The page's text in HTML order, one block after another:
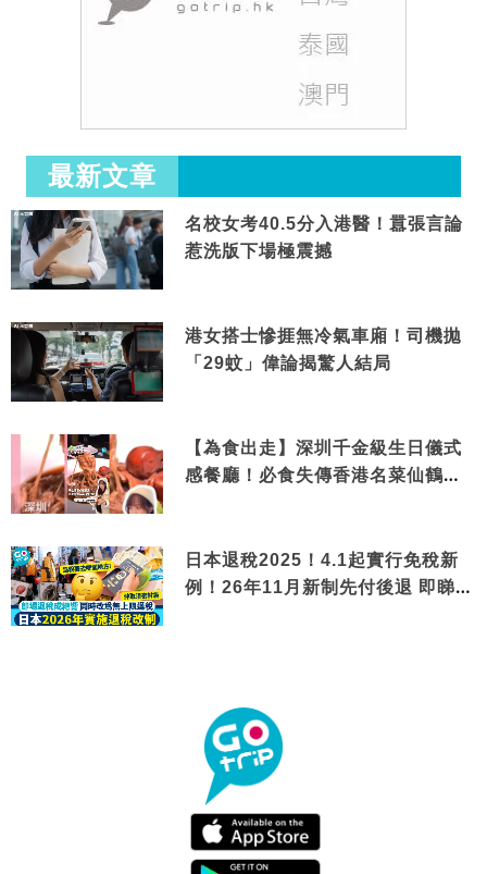
最新文章
名校女考40.5分入港醫！囂張言論
惹洗版下場極震撼
港女搭士慘捱無冷氣車廂！司機拋
「29蚊」偉論揭驚人結局
【為食出走】深圳千金級生日儀式
感餐廳！必食失傳香港名菜仙鶴神
日本退稅2025！4.1起實行免稅新
例！26年11月新制先付後退 即睇步